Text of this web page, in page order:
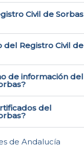
Civil de Sorbas​
del Registro Civil de
de información del
del
de Andalucía